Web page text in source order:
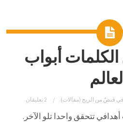
أبواب
في قبضٌ من الريح (مقالات) 2 تعليقان
تتحقق واحدا تلو الآخر.